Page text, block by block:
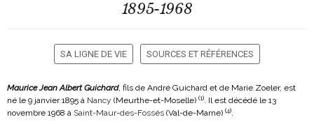
1895-1968
SA LIGNE DE VIE SOURCES ET RÉFÉRENCES
Maurice Jean Albert Guichard, fils de André Guichard et de Marie Zoeler, est
né le 9 janvier 1895 à Nancy (Meurthe-et-Moselle) (1). Il est décédé le 13
novembre 1968 à Saint-Maur-des-Fossés (Val-de-Marne) (4).